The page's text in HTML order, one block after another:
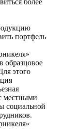
портфель
образцовое
этого
местными
социальной